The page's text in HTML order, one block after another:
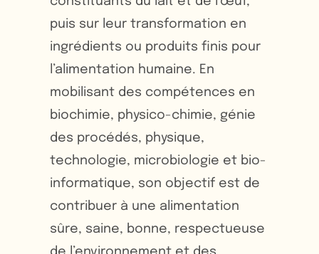
puis sur leur transformation en
ingrédients ou produits finis pour
l’alimentation humaine. En
mobilisant des compétences en
biochimie, physico-chimie, génie
des procédés, physique,
technologie, microbiologie et bio-
informatique, son objectif est de
contribuer à une alimentation
sûre, saine, bonne, respectueuse